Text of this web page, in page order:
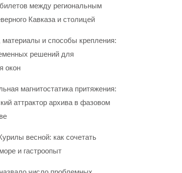
между региональным
Кавказа и столицей
и способы крепления:
решений для
окон
магнитостатика притяжения:
аттрактор архива в фазовом
весной: как сочетать
и гастроопыт